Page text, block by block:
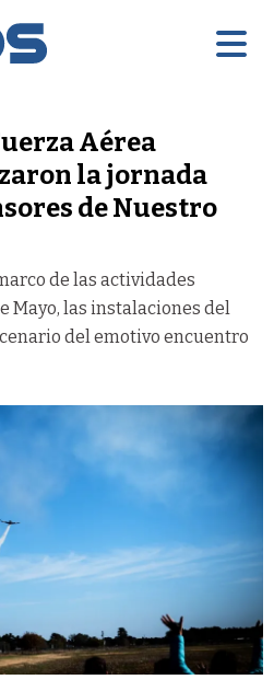
Aérea
la jornada
de Nuestro
de las actividades
Mayo, las instalaciones del
del emotivo encuentro